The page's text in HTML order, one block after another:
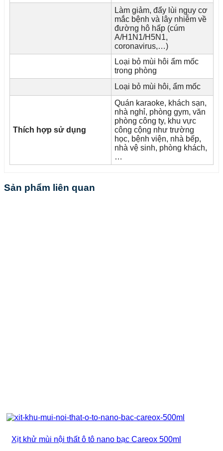
Làm giảm, đẩy lùi nguy cơ
mắc bệnh và lây nhiễm về
đường hô hấp (cúm
A/H1N1/H5N1,
coronavirus,…)
Loại bỏ mùi hôi ẩm mốc
trong phòng
Loại bỏ mùi hôi, ẩm mốc
Thích hợp sử dụng
Quán karaoke, khách sạn,
nhà nghỉ, phòng gym, văn
phòng công ty, khu vực
công cộng như trường
học, bệnh viện, nhà bếp,
nhà vệ sinh, phòng khách,
…
Sản phẩm liên quan
Xịt khử mùi nội thất ô tô nano bạc Careox 500ml